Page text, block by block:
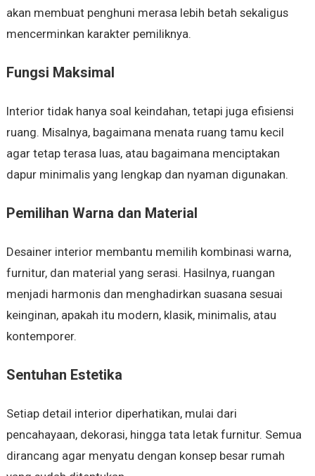
akan membuat penghuni merasa lebih betah sekaligus
mencerminkan karakter pemiliknya.
Fungsi Maksimal
Interior tidak hanya soal keindahan, tetapi juga efisiensi
ruang. Misalnya, bagaimana menata ruang tamu kecil
agar tetap terasa luas, atau bagaimana menciptakan
dapur minimalis yang lengkap dan nyaman digunakan.
Pemilihan Warna dan Material
Desainer interior membantu memilih kombinasi warna,
furnitur, dan material yang serasi. Hasilnya, ruangan
menjadi harmonis dan menghadirkan suasana sesuai
keinginan, apakah itu modern, klasik, minimalis, atau
kontemporer.
Sentuhan Estetika
Setiap detail interior diperhatikan, mulai dari
pencahayaan, dekorasi, hingga tata letak furnitur. Semua
dirancang agar menyatu dengan konsep besar rumah